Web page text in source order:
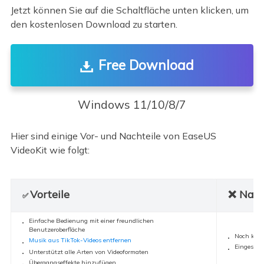
Jetzt können Sie auf die Schaltfläche unten klicken, um
den kostenlosen Download zu starten.
Free Download
Windows 11/10/8/7
Hier sind einige Vor- und Nachteile von EaseUS
VideoKit wie folgt:
✅Vorteile ❌
Einfache Bedienung mit einer freundlichen
Benutzeroberfläche
Musik aus TikTok-Videos entfernen
Unterstützt alle Arten von Videoformaten
Noch